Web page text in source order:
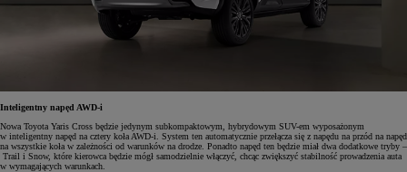
Inteligentny napęd AWD-i
Nowa Toyota Yaris Cross będzie jedynym subkompaktowym, hybrydowym SUV-em wyposażonym
w inteligentny napęd na cztery koła AWD-i. System ten automatycznie przełącza się z napędu na przód na napęd
na wszystkie koła w zależności od warunków na drodze. Ponadto napęd ten będzie miał dwa dodatkowe tryby –
Trail i Snow, które kierowca będzie mógł samodzielnie włączyć, chcąc zwiększyć stabilność prowadzenia auta
w wymagających warunkach.